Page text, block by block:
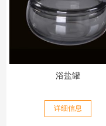
浴盐罐
详细信息